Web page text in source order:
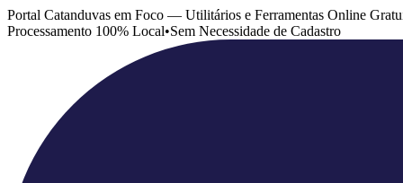
Portal Catanduvas em Foco — Utilitários e Ferramentas Online
Processamento 100% Local•Sem Necessidade de Cadastro